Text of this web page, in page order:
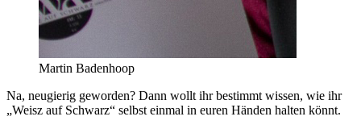
Martin Badenhoop
Na, neugierig geworden? Dann wollt ihr bestimmt wissen, wie ihr
„Weisz auf Schwarz“ selbst einmal in euren Händen halten könnt.